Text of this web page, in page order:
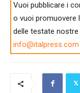
Vuoi pubblicare i
o vuoi promuovere
delle testate
info@italpress.com